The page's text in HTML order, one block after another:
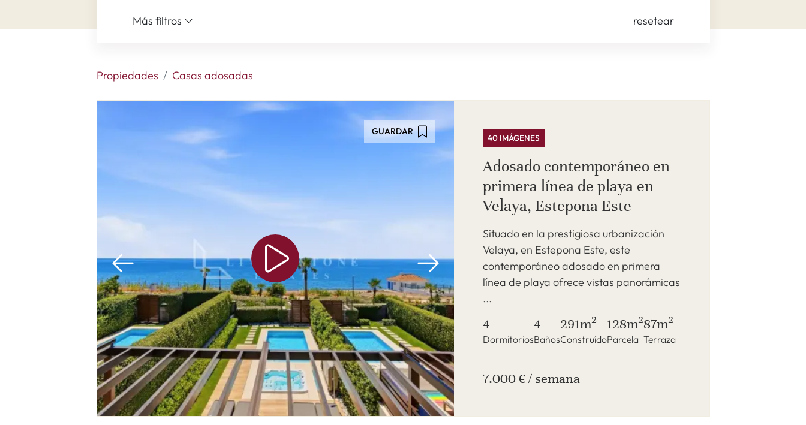
Más filtros resetear
Propiedades Casas adosadas
GUARDAR
40 IMÁGENES
Adosado contemporáneo en
primera línea de playa en
Velaya, Estepona Este
Situado en la prestigiosa urbanización
Velaya, en Estepona Este, este
contemporáneo adosado en primera
línea de playa ofrece vistas panorámicas
...
4
Dormitorios
4
Baños
291m2
Construído
128m2
Parcela
87m2
Terraza
7.000 € / semana